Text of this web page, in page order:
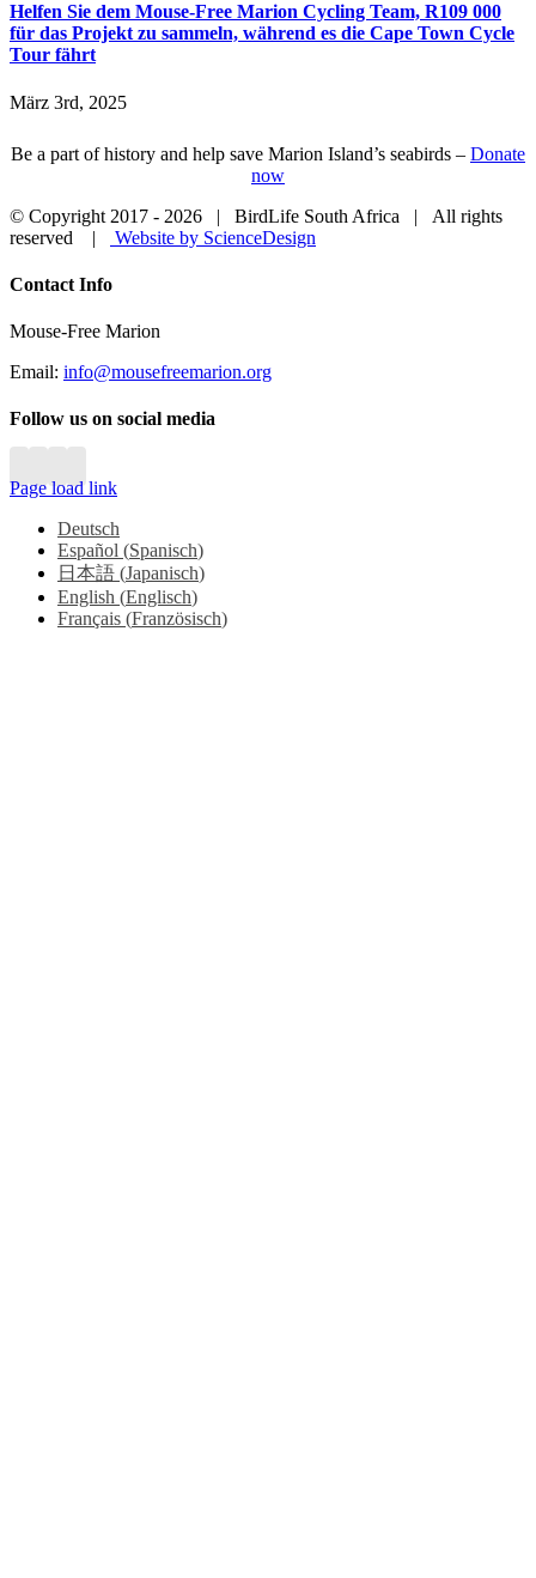
Helfen Sie dem Mouse-Free Marion Cycling Team, R109 000
für das Projekt zu sammeln, während es die Cape Town Cycle
Tour fährt
März 3rd, 2025
Be a part of history and help save Marion Island’s seabirds – Donate
now
© Copyright 2017 - 2026 | BirdLife South Africa | All rights
reserved |
Website by ScienceDesign
Close
Bar
Contact Info
Mouse-Free Marion
Email: info@mousefreemarion.org
Follow us on social media
Page load link
Deutsch
Español (Spanisch)
日本語 (Japanisch)
English (Englisch)
Français (Französisch)